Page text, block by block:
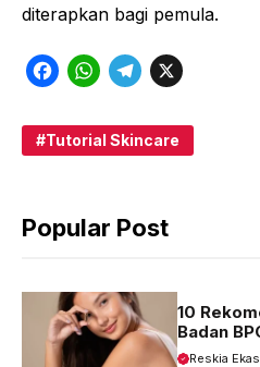
diterapkan bagi pemula.
F
c
o
W
a
A
p
T
l
r
m
X
Tutorial Skincare
Popular Post
10
Badan
Harganya
Reskia